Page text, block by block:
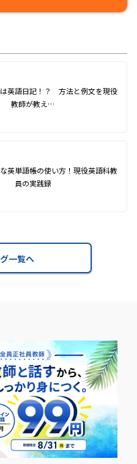
英語日記！？ 方法と例文を現役
教師が教え…
英単語帳の使い方！現役英語科教
員の実践録
一覧へ